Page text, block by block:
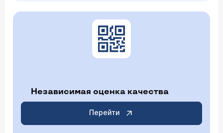
Независимая оценка качества
Перейти